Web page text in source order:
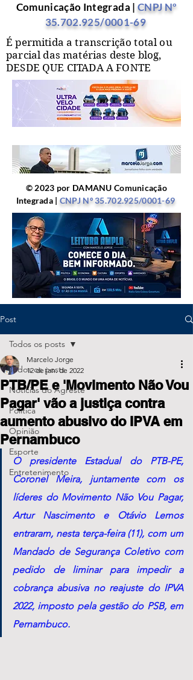
Comunicação Integrada | CNPJ Nº
35.702.925/0001-69
É permitida a transcrição total ou
parcial das matérias deste blog,
DESDE QUE CITADA A FONTE
© 2023 por DAMANU Comunicação
Integrada | CNPJ Nº35.702.925/0001-69
Post
Todos os posts
Notícias do Agreste
Política
Opinião
Esporte
Entretenimento
Todos os posts
PTB/PE e 'Movimento Não Vou
Pagar' vão a justiça contra
aumento abusivo do IPVA em
Pernambuco
Marcelo Jorge
12 de jan. de 2022
O presidente Estadual do PTB-PE,
Coronel Meira, juntamente com os
líderes do Movimento Não Vou Pagar,
Artur Nascimento e Otávio Lemos
entraram, nesta terça-feira (11), com um
Mandado de Segurança Coletivo com
pedido de liminar para impedir a
cobrança abusiva no reajuste do IPVA
2022, imposto pela gestão do PSB, em
Pernambuco.